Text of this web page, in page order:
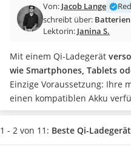
Diascanner
Laser-Multifunktionsdrucker
Powerstation mit Solarpanel
Gaming-PC
Soundbar
17-Zoll-Laptop
Satellitenschüssel
Gaming-Headset
Schnurloses Telefon
Von: Jacob Lange
schreibt über:
Lektorin: Janina S.
Mit einem Qi-Ladegerät
wie Smartphones, Tablets
Einzige Voraussetzung: Ihre
einen kompatiblen Akku
Ladegeräten gibt es vor
verfügen nicht alle Geräte
1 - 2 von 11: Beste Qi-